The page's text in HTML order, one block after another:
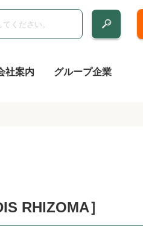
社案内 グループ企業
RHIZOMA］